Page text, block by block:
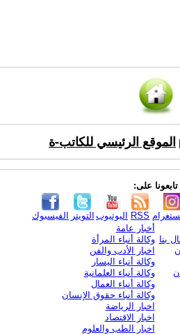
الموقع الرئيسي للكاتب-ة
تابعونا على:
الفيسبوك التويتر اليوتيوب RSS
بنا
أخبار عامة
وكالة أنباء المرأة
اخبار الأدب والفن
وكالة أنباء اليسار
وكالة أنباء العلمانية
وكالة أنباء العمال
وكالة أنباء حقوق الإنسان
اخبار الرياضة
اخبار الاقتصاد
اخبار الطب والعلوم